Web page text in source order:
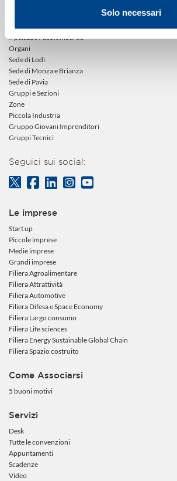
Solo necessari
Dove siamo
Il palazzo Assolombarda
Organi
Sede di Lodi
Sede di Monza e Brianza
Sede di Pavia
Gruppi e Sezioni
Zone
Piccola Industria
Gruppo Giovani Imprenditori
Gruppi Tecnici
Seguici sui social:
Le imprese
Start up
Piccole imprese
Medie imprese
Grandi imprese
Filiera Agroalimentare
Filiera Attrattività
Filiera Automotive
Filiera Difesa e Space Economy
Filiera Largo consumo
Filiera Life sciences
Filiera Energy Sustainable Global Chain
Filiera Spazio costruito
Come Associarsi
5 buoni motivi
Servizi
Desk
Tutte le convenzioni
Appuntamenti
Scadenze
Video